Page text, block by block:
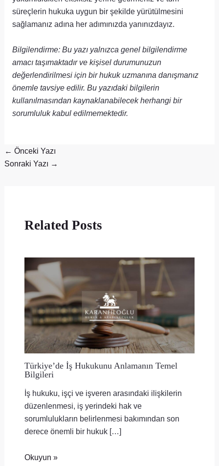
süreçlerin hukuka uygun bir şekilde yürütülmesini
sağlamanız adına her adımınızda yanınızdayız.
Bilgilendirme: Bu yazı yalnızca genel bilgilendirme
amacı taşımaktadır ve kişisel durumunuzun
değerlendirilmesi için bir hukuk uzmanına danışmanız
önemle tavsiye edilir. Bu yazıdaki bilgilerin
kullanılmasından kaynaklanabilecek herhangi bir
sorumluluk kabul edilmemektedir.
← Önceki Yazı
Sonraki Yazı →
Related Posts
Türkiye’de İş Hukukunu Anlamanın Temel
Bilgileri
İş hukuku, işçi ve işveren arasındaki ilişkilerin
düzenlenmesi, iş yerindeki hak ve
sorumlulukların belirlenmesi bakımından son
derece önemli bir hukuk […]
Okuyun »